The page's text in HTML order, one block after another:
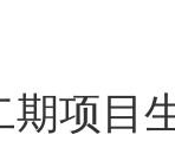
项目